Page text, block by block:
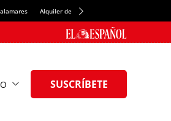
Alquiler de habitaciones en España